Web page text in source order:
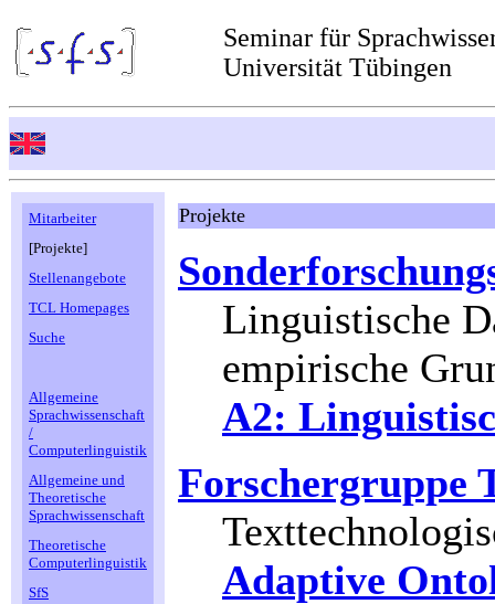
Seminar für
Universität Tübingen
Mitarbeiter
[Projekte]
Stellenangebote
TCL Homepages
Suche
Allgemeine
Sprachwissenschaft
/
Computerlinguistik
Allgemeine und
Theoretische
Sprachwissenschaft
Theoretische
Computerlinguistik
SfS
Projekte
Linguistische
empirische
A2:
Forschergruppe
Adaptive